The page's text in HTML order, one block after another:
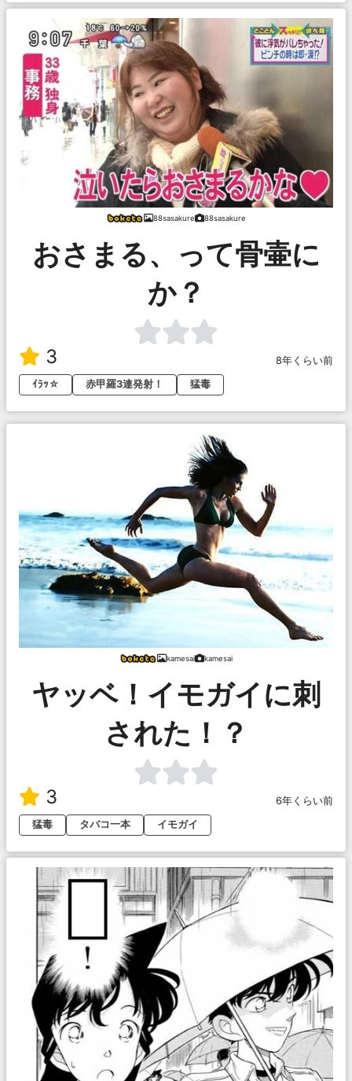
88sasakure 88sasakure
おさまる、って骨壷に
か？
3
8年くらい前
ｲﾗｯ☆
赤甲羅3連発射！ 猛毒
kamesai kamesai
ヤッベ！イモガイに刺
された！？
3
6年くらい前
猛毒
タバコ一本 イモガイ